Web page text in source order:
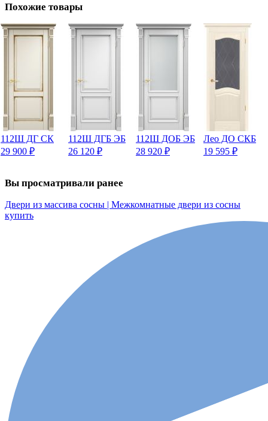
Похожие товары
112Ш ДГ СК
29 900 ₽
112Ш ДГБ ЭБ
26 120 ₽
112Ш ДОБ ЭБ
28 920 ₽
Лео ДО СКБ
19 595 ₽
Вы просматривали ранее
Двери из массива сосны | Межкомнатные двери из сосны
купить